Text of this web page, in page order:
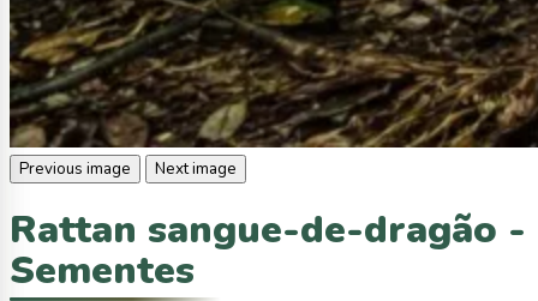
Previous image Next image
Rattan sangue-de-dragão -
Sementes